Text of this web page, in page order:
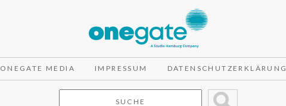
ONEGATE MEDIA IMPRESSUM DATENSCHUTZERKLÄRUNG